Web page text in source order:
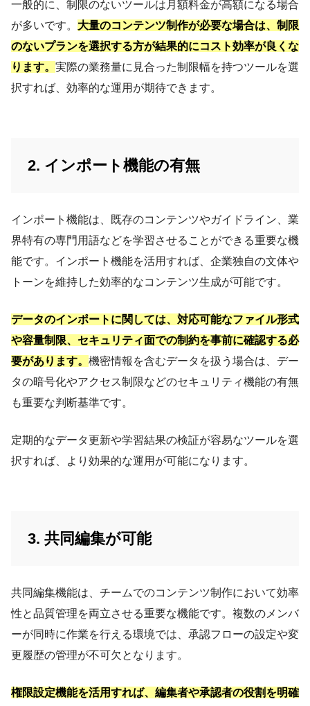
一般的に、制限のないツールは月額料金が高額になる場合
が多いです。 大量のコンテンツ制作が必要な場合は、制限
のないプランを選択する方が結果的にコスト効率が良くな
ります。 実際の業務量に見合った制限幅を持つツールを選
択すれば、効率的な運用が期待できます。
2. インポート機能の有無
インポート機能は、既存のコンテンツやガイドライン、業
界特有の専門用語などを学習させることができる重要な機
能です。インポート機能を活用すれば、企業独自の文体や
トーンを維持した効率的なコンテンツ生成が可能です。
データのインポートに関しては、対応可能なファイル形式
や容量制限、セキュリティ面での制約を事前に確認する必
要があります。 機密情報を含むデータを扱う場合は、デー
タの暗号化やアクセス制限などのセキュリティ機能の有無
も重要な判断基準です。
定期的なデータ更新や学習結果の検証が容易なツールを選
択すれば、より効果的な運用が可能になります。
3. 共同編集が可能
共同編集機能は、チームでのコンテンツ制作において効率
性と品質管理を両立させる重要な機能です。複数のメンバ
ーが同時に作業を行える環境では、承認フローの設定や変
更履歴の管理が不可欠となります。
権限設定機能を活用すれば、編集者や承認者の役割を明確